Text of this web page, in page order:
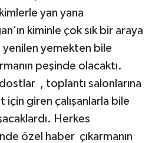
yan yana
kiminle çok sık bir araya
yemekten bile
peşinde olacaktı.
, toplantı salonlarına
için giren çalışanlarla bile
Herkes
özel haber çıkarmanın